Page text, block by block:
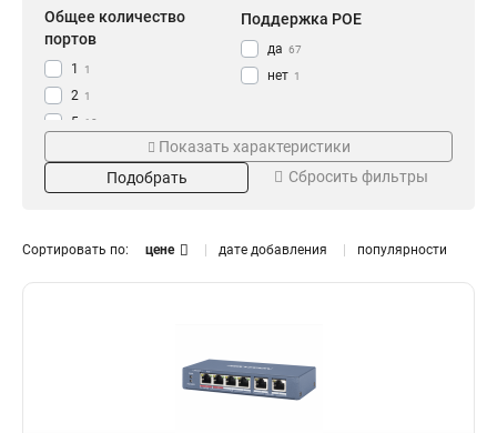
Общее количество
портов
1 1
2 1
5 10
16 9
24 13
Поддержка POE
да 67
нет 1
Кол-во портов SFP Скорость передачи
10 100 1000
Показать характеристики
Подобрать
Сбросить фильтры
Сортировать по: цене дате добавления популярности